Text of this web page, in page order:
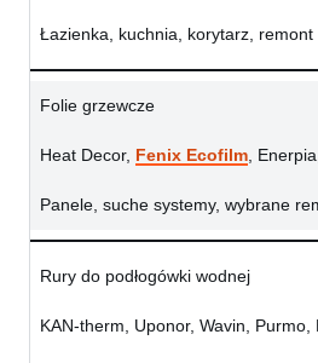
Łazienka, kuchnia, korytarz, remont
Folie grzewcze
Heat Decor, Fenix Ecofilm,
Panele, suche systemy, wybrane
Rury do podłogówki wodnej
KAN-therm, Uponor, Wavin, Purmo,